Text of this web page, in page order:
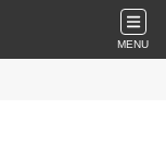
MENU